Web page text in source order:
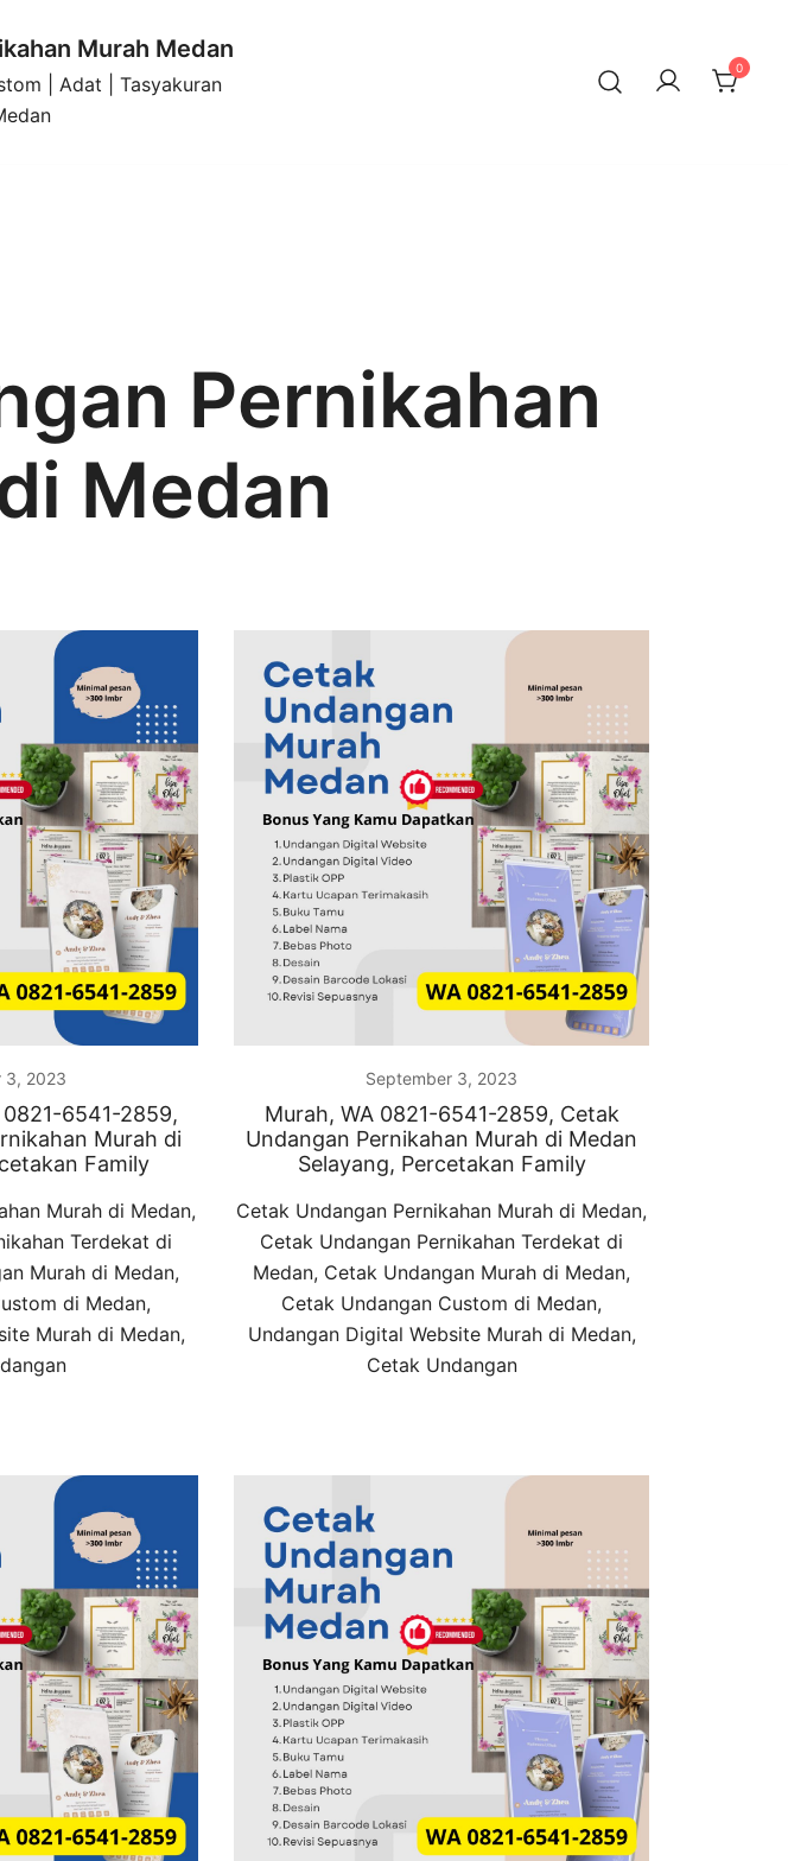
Murah Medan
| Adat | Tasyakuran
0
Pernikahan
Medan
3, 2023
6541-2859,
Murah di
Family
Murah di Medan,
Terdekat di
Murah di Medan,
di Medan,
Murah di Medan,
September 3, 2023
Murah, WA 0821-6541-2859, Cetak
Undangan Pernikahan Murah di Medan
Selayang, Percetakan Family
Cetak Undangan Pernikahan Murah di Medan,
Cetak Undangan Pernikahan Terdekat di
Medan, Cetak Undangan Murah di Medan,
Cetak Undangan Custom di Medan,
Undangan Digital Website Murah di Medan,
Cetak Undangan